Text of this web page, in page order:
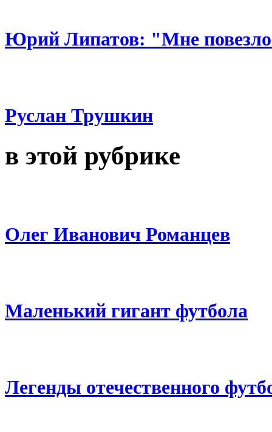
Юрий Липатов: "Мне повезло
Руслан Трушкин
в этой рубрике
Олег Иванович Романцев
Маленький гигант футбола
Легенды отечественного